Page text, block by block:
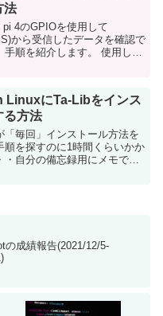
法
pi 4のGPIOを使用して
から受信したデータを確認で
手順を紹介します。 使用した
LinuxにTa-Libをインス
る方法
「毎回」インストール方法を
順を探すのに1時間くらいかか
・自分の備忘録用にメモで
の成績報告(2021/12/5-